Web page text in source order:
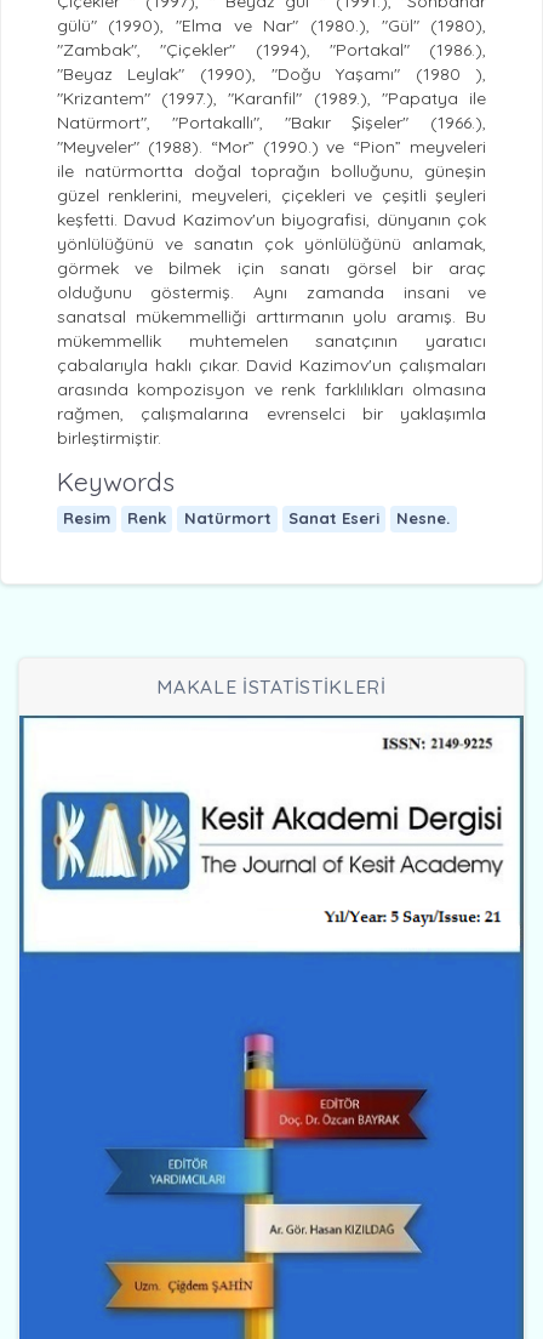
gülü" (1990), "Elma ve Nar" (1980.), "Gül" (1980),
"Zambak", "Çiçekler" (1994), "Portakal" (1986.),
"Beyaz Leylak" (1990), "Doğu Yaşamı" (1980 ),
"Krizantem" (1997.), "Karanfil" (1989.), "Papatya ile
Natürmort", "Portakallı", "Bakır Şişeler" (1966.),
"Meyveler" (1988). “Mor” (1990.) ve “Pion” meyveleri
ile natürmortta doğal toprağın bolluğunu, güneşin
güzel renklerini, meyveleri, çiçekleri ve çeşitli şeyleri
keşfetti. Davud Kazimov'un biyografisi, dünyanın çok
yönlülüğünü ve sanatın çok yönlülüğünü anlamak,
görmek ve bilmek için sanatı görsel bir araç
olduğunu göstermiş. Aynı zamanda insani ve
sanatsal mükemmelliği arttırmanın yolu aramış. Bu
mükemmellik muhtemelen sanatçının yaratıcı
çabalarıyla haklı çıkar. David Kazimov'un çalışmaları
arasında kompozisyon ve renk farklılıkları olmasına
rağmen, çalışmalarına evrenselci bir yaklaşımla
birleştirmiştir.
Keywords
Resim Renk Natürmort Sanat Eseri Nesne.
MAKALE İSTATİSTİKLERİ